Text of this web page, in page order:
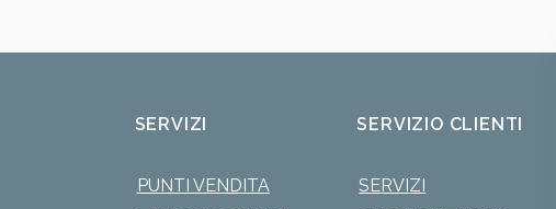
SERVIZI
PUNTI VENDITA
SERVIZIO CLIENTI
SERVIZI